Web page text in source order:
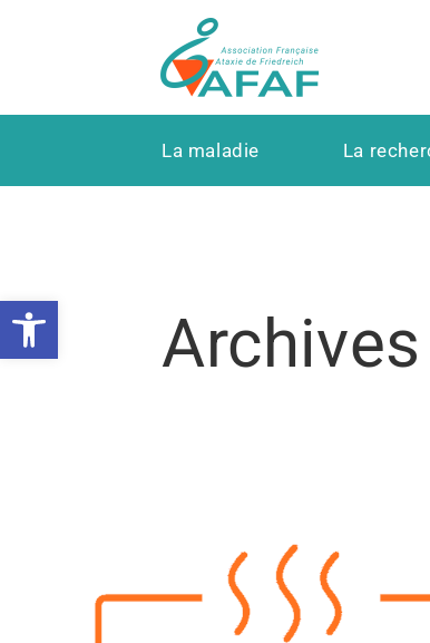
Ouvrir la barre d’outils
La maladie La